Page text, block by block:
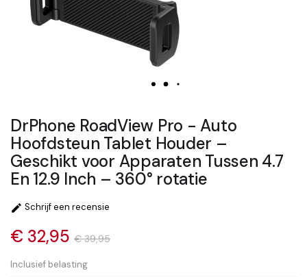
DrPhone RoadView Pro - Auto
Hoofdsteun Tablet Houder –
Geschikt voor Apparaten Tussen 4.7
En 12.9 Inch – 360° rotatie
 Schrijf een recensie
€ 32,95 € 39,95
Inclusief belasting